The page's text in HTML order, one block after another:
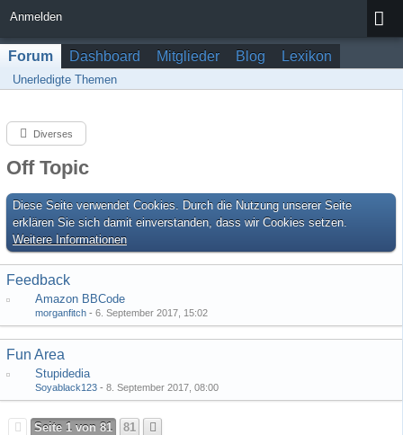
Anmelden
Forum Dashboard Mitglieder Blog Lexikon
Unerledigte Themen
Diverses
Off Topic
Diese Seite verwendet Cookies. Durch die Nutzung unserer Seite
erklären Sie sich damit einverstanden, dass wir Cookies setzen.
Weitere Informationen
Feedback
Amazon BBCode
morganfitch - 6. September 2017, 15:02
Fun Area
Stupidedia
Soyablack123 - 8. September 2017, 08:00
Seite 1 von 81 81